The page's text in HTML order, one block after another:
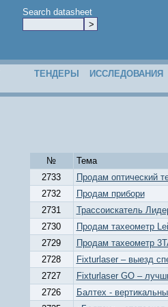
Search datasheet
ТЕНДЕРЫ ИССЛЕДОВАНИЯ
№
Тема
2733
Продам оптический
2732
Продам прибори
2731
Трассоискатель
2730
Продам тахеометр
2729
Продам тахеометр
2728
Fixturlaser – выезд
2727
Fixturlaser GO –
2726
Балтех -